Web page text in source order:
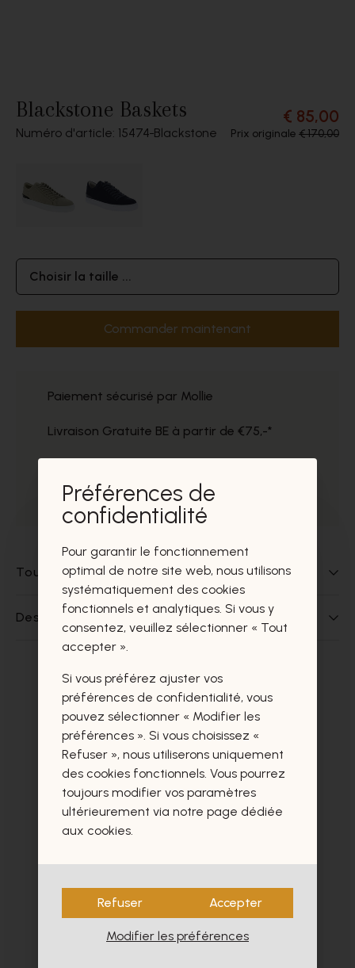
Blackstone Baskets
Numéro d'article: 15474 Blackstone
€ 85,00
Prix originale € 170,00
Choisir la taille ...
Commander maintenant
Paiement sécurisé par Mollie
Livraison Gratuite BE à partir de €75,-*
Prélèvement gratuit dans nos magasins
Tout sur ce produit
Des questions sur ce produit?
Ces produits vous intéresseront
certainement aussi.
- 60%
Préférences de
confidentialité
Pour garantir le fonctionnement
optimal de notre site web, nous utilisons
systématiquement des cookies
fonctionnels et analytiques. Si vous y
consentez, veuillez sélectionner « Tout
accepter ».
Si vous préférez ajuster vos
préférences de confidentialité, vous
pouvez sélectionner « Modifier les
préférences ». Si vous choisissez «
Refuser », nous utiliserons uniquement
des cookies fonctionnels. Vous pourrez
toujours modifier vos paramètres
ultérieurement via notre page dédiée
aux cookies.
Refuser Accepter
Modifier les préférences